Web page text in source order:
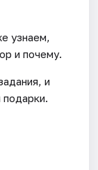
узнаем,
и почему.
и